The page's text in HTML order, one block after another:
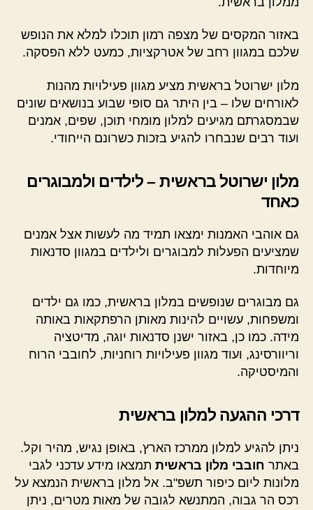
באזור המקסים של מצפה רמון תוכלו למלא את הנופש
שלכם במגוון רחב של אטרקציות, כמעט ללא הפסקה.
מלון ישרוטל בראשית מציע מגוון פעילויות מהנות
לאורחים שלו – בין היתר גם סופי שבוע בנושאים שונים
שבמסגרתם מגיעים למלון מומחי תוכן, שפים, אמנים
ועוד רבים שנבחרו להגיע בזכות כשרונם הייחודי.
מלון ישרוטל בראשית – לילדים ולמבוגרים
כאחד
גם אוהבי האמנות ימצאו תמיד מה לעשות אצל אמנים
שמציעים הפעלות למבוגרים ולילדים במגוון סדנאות
מיוחדות.
גם מבוגרים שנופשים במלון בראשית, כמו גם ילדים
ומשפחות, עשויים להינות מאותן הרפתקאות באותה
מידה. כמו כן, באזור ישנן סדנאות יוגה, מדיטציה
וריוורסינג, ועוד מגוון פעילויות רוחניות, לחובבי הרוח
והמיסטיקה.
דרכי ההגעה למלון בראשית
ניתן להגיע למלון ממרכז הארץ, באופן נגיש, מהיר וקל.
באתר חובבי מלון בראשית תמצאו מידע עדכני לגבי
מלונות ליום כיפור תשפ"ב. אל מלון בראשית הנמצא על
רכס הר גבוה, המתנשא לגובה של מאות מטרים, ניתן